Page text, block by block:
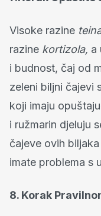
Visoke razine
razine kortizola, a
i budnost, čaj od
zeleni biljni čajevi
koji imaju
i ružmarin djeluju
čajeve ovih
imate problema s
8. Korak